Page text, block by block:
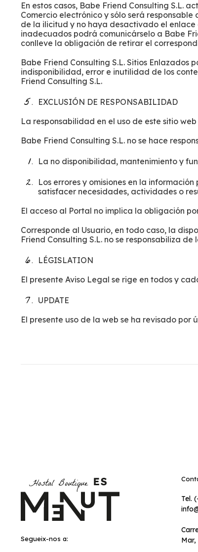
En estos casos, Babe Friend Consulting
Comercio electrónico y sólo será
de la ilicitud y no haya desactivado el enlace
inadecuados podrá comunicárselo a Babe
conlleve la obligación de retirar el
Babe Friend Consulting S.L. Sitios
indisponibilidad, error e inutilidad de los
Friend Consulting S.L.
EXCLUSIÓN DE RESPONSABILIDAD
La responsabilidad en el uso de este sitio
Babe Friend Consulting S.L. no se hace
La no disponibilidad, mantenimiento y
Los errores y omisiones en la
satisfacer necesidades, actividades o
El acceso al Portal no implica la obligación
Corresponde al Usuario, en todo caso, la
Friend Consulting S.L. no se responsabiliza
LÉGISLATION
El presente Aviso Legal se rige en todos y
UPDATE
El presente uso de la web se ha revisado por
Segueix-nos a:
Tel.
Mar,